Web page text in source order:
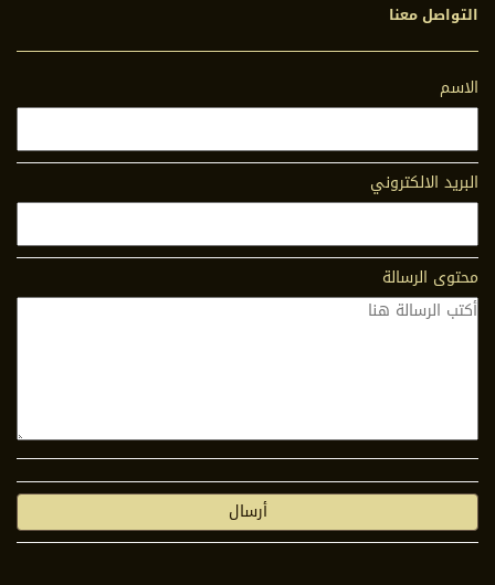
التواصل معنا
الاسم
البريد الالكتروني
محتوى الرسالة